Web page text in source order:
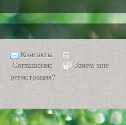
Контакты
Соглашение
Зачем мне
регистрация?